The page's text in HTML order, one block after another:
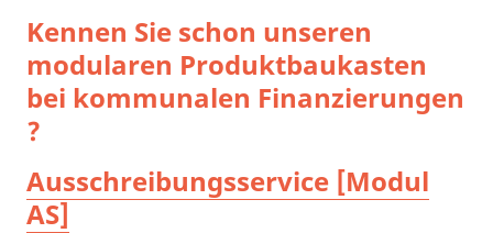
Kennen Sie schon unseren
modularen Produktbaukasten
bei kommunalen Finanzierungen
?
Ausschreibungsservice [Modul
AS]